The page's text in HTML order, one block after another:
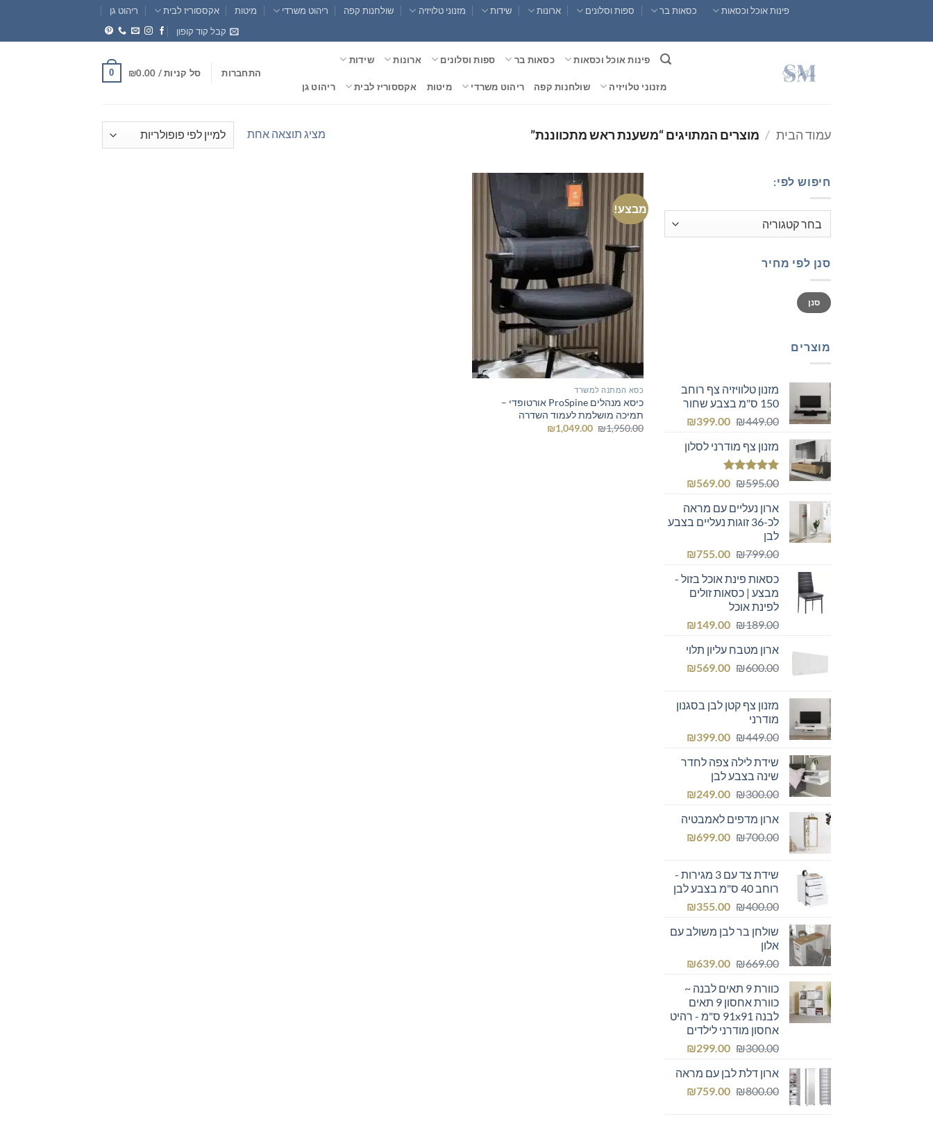
content
פינות אוכל וכסאות כסאות בר ספות וסלונים ארונות שידות מזנוני טלויזיה שולחנות קפה ריהוט משרדי מיטות אקססוריז לבית
ריהוט גן
קבל קוד קופון
פינות אוכל וכסאות כסאות בר ספות וסלונים ארונות שידות
מזנוני טלויזיה שולחנות קפה ריהוט משרדי מיטות אקססוריז לבית ריהוט גן
התחברות סל קניות / ₪0.00
0
עמוד הבית / מוצרים המתויגים “משענת ראש מתכווננת” מציג תוצאה אחת
חיפוש לפי:
סנן לפי מחיר
מחיר
מינימלי
מחיר
מקסימלי
סנן
מוצרים
מזנון טלוויזיה צף רוחב
150 ס"מ בצבע שחור
₪449.00
המחיר
היה:
₪449.00.
₪399.00
המחיר
הוא:מזנון צף מודרני לסלון
דורג5.00
₪595.00
המחיר
היה:
₪595.00.
₪569.00
המחיר
הוא:
₪569.00.
ארון נעליים עם מראה
לכ-36 זוגות נעליים בצבע
לבן
₪799.00
המחיר
היה:
₪799.00.
₪755.00
המחיר
הוא:
כסאות פינת אוכל בזול -
מבצע | כסאות זולים
לפינת אוכל
₪189.00
המחיר
היה:
₪189.00.
₪149.00
המחיר
הוא:
₪149.00.
ארון מטבח עליון תלוי
₪600.00
המחיר
₪600.00.
₪569.00
המחיר
₪569.00.מזנון צף קטן לבן בסגנון
מודרני
₪449.00
המחיר
היה:
₪449.00.
₪399.00
המחיר
הוא:שידת לילה צפה לחדר
שינה בצבע לבן
₪300.00
המחיר
היה:
₪300.00.
₪249.00
המחיר
הוא:
₪249.00.
ארון מדפים לאמבטיה
₪700.00
המחיר
₪700.00.
₪699.00
המחיר
₪699.00.שידת צד עם 3 מגירות -
רוחב 40 ס"מ בצבע לבן
₪400.00
המחיר
היה:
₪355.00
המחיר
הוא:
שולחן בר לבן משולב עם
אלון
₪669.00
המחיר
היה:
₪669.00.
₪639.00
המחיר
הוא:כוורת 9 תאים לבנה ~
כוורת אחסון 9 תאים
לבנה 91x91 ס"מ - רהיט
אחסון מודרני לילדים
₪300.00
המחיר
היה:
₪300.00.
₪299.00
המחיר
הוא:
₪299.00.
ארון דלת לבן עם מראה
₪800.00
המחיר ₪759.00
המחיר
מבצע!
כסא המתנה למשרד
כיסא מנהלים ProSpine אורטופדי –
תמיכה מושלמת לעמוד השדרה
₪1,950.00
המחיר
₪1,049.00